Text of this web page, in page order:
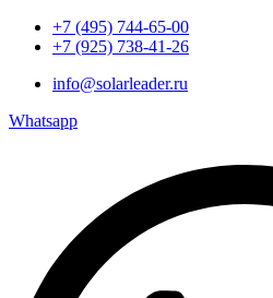
+7 (495) 744-65-00
+7 (925) 738-41-26
info@solarleader.ru
Whatsapp